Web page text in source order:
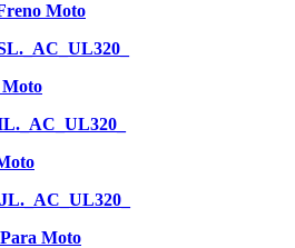
Moto
Moto